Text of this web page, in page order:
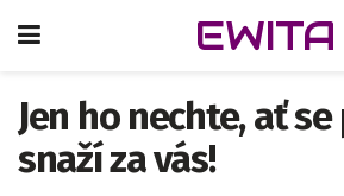
EWITA
Jen ho nechte, ať
snaží za vás!